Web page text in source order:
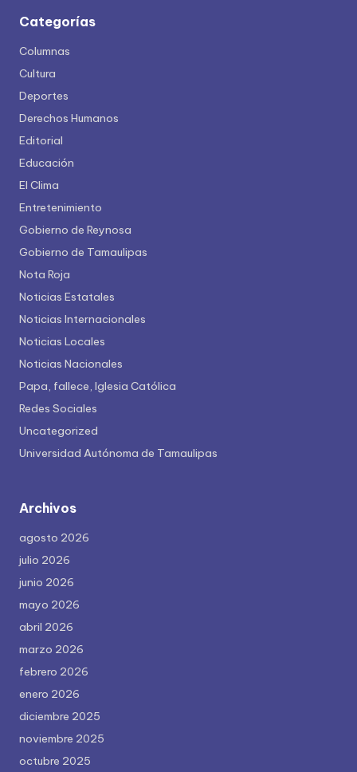
Categorías
Columnas
Cultura
Deportes
Derechos Humanos
Editorial
Educación
El Clima
Entretenimiento
Gobierno de Reynosa
Gobierno de Tamaulipas
Nota Roja
Noticias Estatales
Noticias Internacionales
Noticias Locales
Noticias Nacionales
Papa, fallece, Iglesia Católica
Redes Sociales
Uncategorized
Universidad Autónoma de Tamaulipas
Archivos
agosto 2026
julio 2026
junio 2026
mayo 2026
abril 2026
marzo 2026
febrero 2026
enero 2026
diciembre 2025
noviembre 2025
octubre 2025